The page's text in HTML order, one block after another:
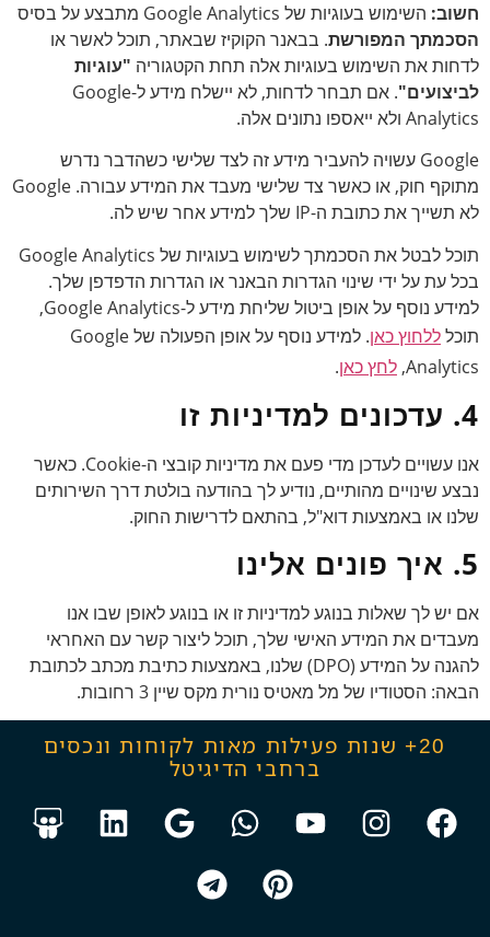
חשוב: השימוש בעוגיות של Google Analytics מתבצע על בסיס
הסכמתך המפורשת. בבאנר הקוקיז שבאתר, תוכל לאשר או
לדחות את השימוש בעוגיות אלה תחת הקטגוריה "עוגיות
לביצועים"
. אם תבחר לדחות, לא יישלח מידע ל-Google
Analytics ולא ייאספו נתונים אלה.
Google עשויה להעביר מידע זה לצד שלישי כשהדבר נדרש
מתוקף חוק, או כאשר צד שלישי מעבד את המידע עבורה. Google
לא תשייך את כתובת ה-IP שלך למידע אחר שיש לה.
תוכל לבטל את הסכמתך לשימוש בעוגיות של Google Analytics
בכל עת על ידי שינוי הגדרות הבאנר או הגדרות הדפדפן שלך.
למידע נוסף על אופן ביטול שליחת מידע ל-Google Analytics,
תוכלללחוץ כאן
. למידע נוסף על אופן הפעולה של Google
Analytics, לחץ כאן.
4. עדכונים למדיניות זו
אנו עשויים לעדכן מדי פעם את מדיניות קובצי ה-Cookie. כאשר
נבצע שינויים מהותיים, נודיע לך בהודעה בולטת דרך השירותים
שלנו או באמצעות דוא"ל, בהתאם לדרישות החוק.
5. איך פונים אלינו
אם יש לך שאלות בנוגע למדיניות זו או בנוגע לאופן שבו אנו
מעבדים את המידע האישי שלך, תוכל ליצור קשר עם האחראי
להגנה על המידע (DPO) שלנו, באמצעות כתיבת מכתב לכתובת
הבאה: הסטודיו של מל מאטיס נורית מקס שיין 3 רחובות.
20+ שנות פעילות מאות לקוחות ונכסים
ברחבי הדיגיטל